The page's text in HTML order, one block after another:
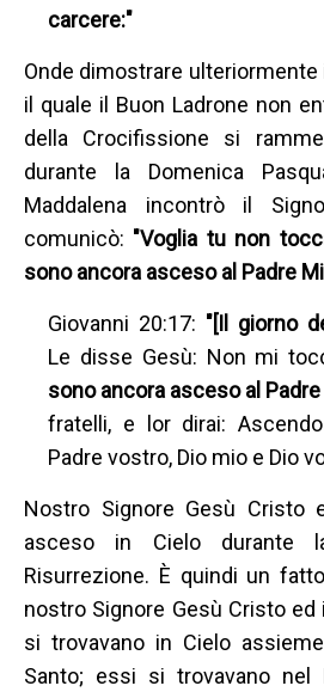
carcere:"
Onde dimostrare
il quale il Buon Ladrone non
della Crocifissione si
durante la Domenica
Maddalena incontrò il
comunicò: "Voglia tu non
sono ancora asceso al Padre
Giovanni 20:17: "[Il giorno
Le disse Gesù: Non mi
sono ancora asceso al
fratelli, e lor dirai:
Padre vostro, Dio mio e Dio
Nostro Signore Gesù Cristo
asceso in Cielo durante
Risurrezione. È quindi un
nostro Signore Gesù Cristo ed
si trovavano in Cielo
Santo; essi si trovavano nel